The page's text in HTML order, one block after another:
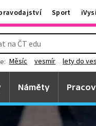
Sport
Měsíc vesmír lety do
Náměty